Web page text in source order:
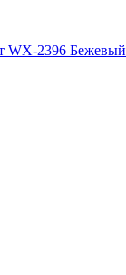
WX-2396 Бежевый